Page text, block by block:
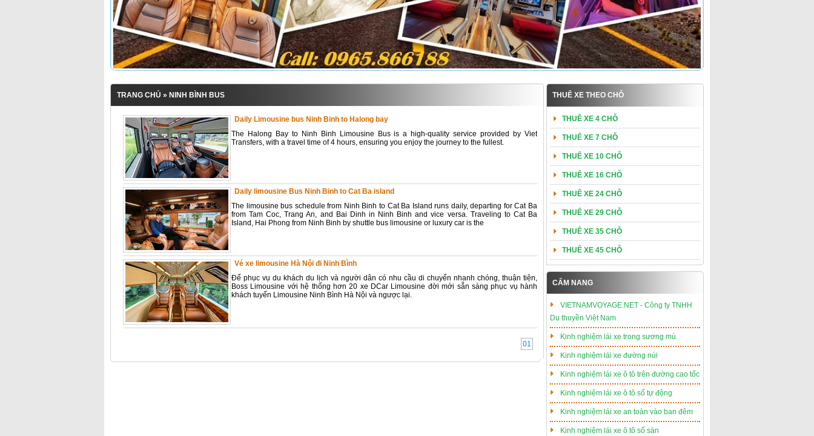
TRANG CHỦ » NINH BÌNH BUS
Daily Limousine bus Ninh Binh to Halong bay
The Halong Bay to Ninh Binh Limousine Bus is a high-quality service provided by Viet
Transfers, with a travel time of 4 hours, ensuring you enjoy the journey to the fullest.
Daily limousine Bus Ninh Binh to Cat Ba island
The limousine bus schedule from Ninh Binh to Cat Ba Island runs daily, departing for Cat Ba
from Tam Coc, Trang An, and Bai Dinh in Ninh Binh and vice versa. Traveling to Cat Ba
Island, Hai Phong from Ninh Binh by shuttle bus limousine or luxury car is the
Vé xe limousine Hà Nội đi Ninh Bình
Để phục vụ du khách du lịch và người dân có nhu cầu di chuyển nhanh chóng, thuận tiện,
Boss Limousine với hệ thống hơn 20 xe DCar Limousine đời mới sẵn sàng phục vụ hành
khách tuyến Limousine Ninh Bình Hà Nội và ngược lại.
01
THUÊ XE THEO CHỖ
THUÊ XE 4 CHỖ
THUÊ XE 7 CHỖ
THUÊ XE 10 CHỖ
THUÊ XE 16 CHỖ
THUÊ XE 24 CHỖ
THUÊ XE 29 CHỖ
THUÊ XE 35 CHỖ
THUÊ XE 45 CHỖ
CẨM NANG
VIETNAMVOYAGE.NET - Công ty TNHH
Du thuyền Việt Nam
Kinh nghiệm lái xe trong sương mù
Kinh nghiệm lái xe đường núi
Kinh nghiệm lái xe ô tô trên đường cao tốc
Kinh nghiệm lái xe ô tô số tự động
Kinh nghiệm lái xe an toàn vào ban đêm
Kinh nghiệm lái xe ô tô số sàn